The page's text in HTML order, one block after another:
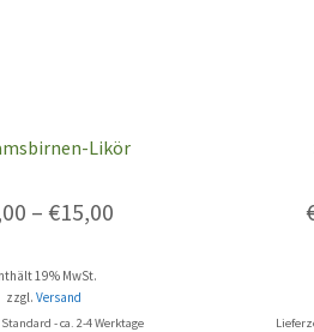
Likör
–€15,00
19% MwSt.
zzgl. Versand
- ca. 2-4 Werktage